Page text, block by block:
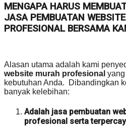
MENGAPA HARUS
JASA PEMBUATAN
PROFESIONAL BERSAMA
Alasan utama adalah kami
website murah profesional
kebutuhan Anda. Dibandingkan
banyak kelebihan:
Adalah jasa pembuatan
profesional serta